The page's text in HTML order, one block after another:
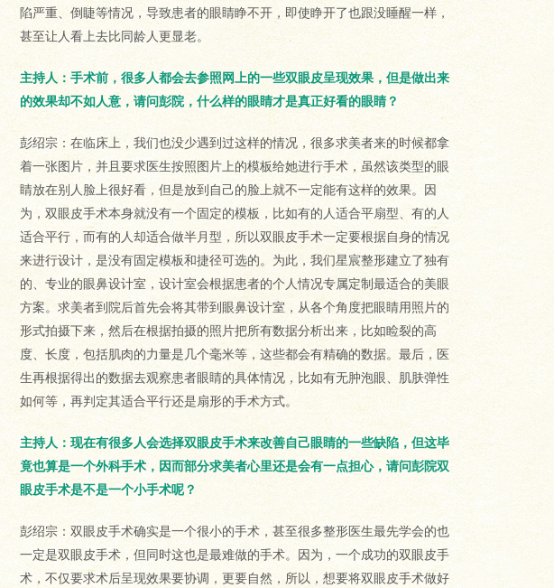
陷严重、倒睫等情况，导致患者的眼睛睁不开，即使睁开了也跟没睡醒一样，
甚至让人看上去比同龄人更显老。
主持人：手术前，很多人都会去参照网上的一些双眼皮呈现效果，但是做出来
的效果却不如人意，请问彭院，什么样的眼睛才是真正好看的眼睛？
彭绍宗：在临床上，我们也没少遇到过这样的情况，很多求美者来的时候都拿
着一张图片，并且要求医生按照图片上的模板给她进行手术，虽然该类型的眼
睛放在别人脸上很好看，但是放到自己的脸上就不一定能有这样的效果。因
为，双眼皮手术本身就没有一个固定的模板，比如有的人适合平扇型、有的人
适合平行，而有的人却适合做半月型，所以双眼皮手术一定要根据自身的情况
来进行设计，是没有固定模板和捷径可选的。为此，我们星宸整形建立了独有
的、专业的眼鼻设计室，设计室会根据患者的个人情况专属定制最适合的美眼
方案。求美者到院后首先会将其带到眼鼻设计室，从各个角度把眼睛用照片的
形式拍摄下来，然后在根据拍摄的照片把所有数据分析出来，比如睑裂的高
度、长度，包括肌肉的力量是几个毫米等，这些都会有精确的数据。最后，医
生再根据得出的数据去观察患者眼睛的具体情况，比如有无肿泡眼、肌肤弹性
如何等，再判定其适合平行还是扇形的手术方式。
主持人：现在有很多人会选择双眼皮手术来改善自己眼睛的一些缺陷，但这毕
竟也算是一个外科手术，因而部分求美者心里还是会有一点担心，请问彭院双
眼皮手术是不是一个小手术呢？
彭绍宗：双眼皮手术确实是一个很小的手术，甚至很多整形医生最先学会的也
一定是双眼皮手术，但同时这也是最难做的手术。因为，一个成功的双眼皮手
术，不仅要求术后呈现效果要协调，更要自然，所以，想要将双眼皮手术做好